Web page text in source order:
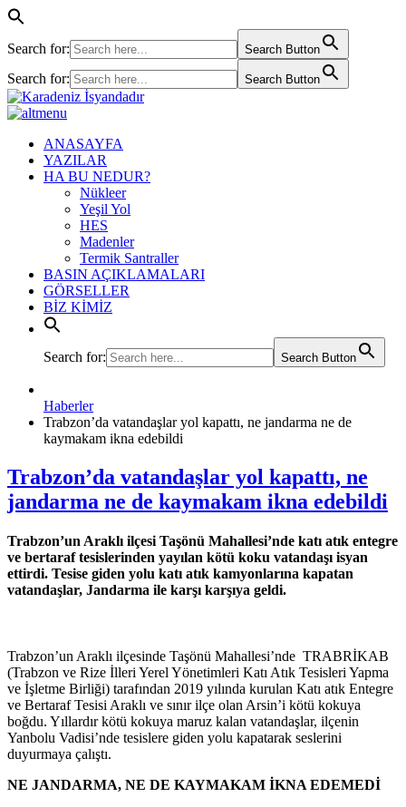
Search for: Search Button
Search for: Search Button
ANASAYFA
YAZILAR
HA BU NEDUR?
Nükleer
Yeşil Yol
HES
Madenler
Termik Santraller
BASIN AÇIKLAMALARI
GÖRSELLER
BİZ KİMİZ
Search for: Search Button
Haberler
Trabzon’da vatandaşlar yol kapattı, ne jandarma ne de
kaymakam ikna edebildi
Trabzon’da vatandaşlar yol kapattı, ne
jandarma ne de kaymakam ikna edebildi
Trabzon’un Araklı ilçesi Taşönü Mahallesi’nde katı atık entegre
ve bertaraf tesislerinden yayılan kötü koku vatandaşı isyan
ettirdi. Tesise giden yolu katı atık kamyonlarına kapatan
vatandaşlar, Jandarma ile karşı karşıya geldi.
Trabzon’un Araklı ilçesinde Taşönü Mahallesi’nde TRABRİKAB
(Trabzon ve Rize İlleri Yerel Yönetimleri Katı Atık Tesisleri Yapma
ve İşletme Birliği) tarafından 2019 yılında kurulan Katı atık Entegre
ve Bertaraf Tesisi Araklı ve sınır ilçe olan Arsin’i kötü kokuya
boğdu. Yıllardır kötü kokuya maruz kalan vatandaşlar, ilçenin
Yanbolu Vadisi’nde tesislere giden yolu kapatarak seslerini
duyurmaya çalıştı.
NE JANDARMA, NE DE KAYMAKAM İKNA EDEMEDİ